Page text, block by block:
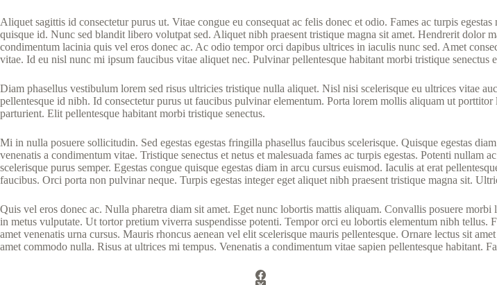
Aliquet sagittis id consectetur purus ut. Vitae congue eu consequat ac felis donec et odio. Fames ac turpis
quisque id. Nunc sed blandit libero volutpat sed. Aliquet nibh praesent tristique magna sit amet. Hendrerit dolor
condimentum lacinia quis vel eros donec ac. Ac odio tempor orci dapibus ultrices in iaculis nunc sed. Amet
vitae. Id eu nisl nunc mi ipsum faucibus vitae aliquet nec. Pulvinar pellentesque habitant morbi tristique senectus
Diam phasellus vestibulum lorem sed risus ultricies tristique nulla aliquet. Nisl nisi scelerisque eu ultrices vitae
pellentesque id nibh. Id consectetur purus ut faucibus pulvinar elementum. Porta lorem mollis aliquam ut
parturient. Elit pellentesque habitant morbi tristique senectus.
Mi in nulla posuere sollicitudin. Sed egestas egestas fringilla phasellus faucibus scelerisque. Quisque egestas
venenatis a condimentum vitae. Tristique senectus et netus et malesuada fames ac turpis egestas. Potenti
scelerisque purus semper. Egestas congue quisque egestas diam in arcu cursus euismod. Iaculis at erat
faucibus. Orci porta non pulvinar neque. Turpis egestas integer eget aliquet nibh praesent tristique magna sit.
Quis vel eros donec ac. Nulla pharetra diam sit amet. Eget nunc lobortis mattis aliquam. Convallis posuere
in metus vulputate. Ut tortor pretium viverra suspendisse potenti. Tempor orci eu lobortis elementum nibh
amet venenatis urna cursus. Mauris rhoncus aenean vel elit scelerisque mauris pellentesque. Ornare lectus sit
amet commodo nulla. Risus at ultrices mi tempus. Venenatis a condimentum vitae sapien pellentesque habitant.